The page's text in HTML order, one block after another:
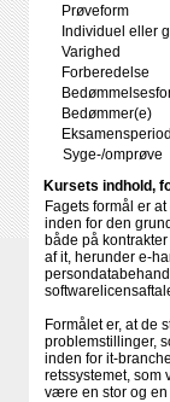
Prøveform
Individuel eller
Varighed
Forberedelse
Bedømmer(e)
Syge-/omprøve
Kursets indhold,
Fagets formål er
inden for den
både på
af it, herunder e-
Formålet er, at de
problemstillinger,
inden for it-
retssystemet, som
være en stor og